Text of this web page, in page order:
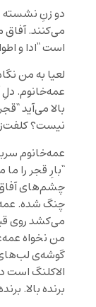
دو زنِ نشسته
می‌کنند. آفاق
است “ادا و
لعیا به من
عمه‌خانوم. دلِ
بالا می‌آید
نیست؟
عمه‌خانوم
“بارِ قجر را
چشم‌های
چنگ شده.
می‌کشد روی
من نخواه
گوشه‌ی
الاکلنگ است
برنده بالا.